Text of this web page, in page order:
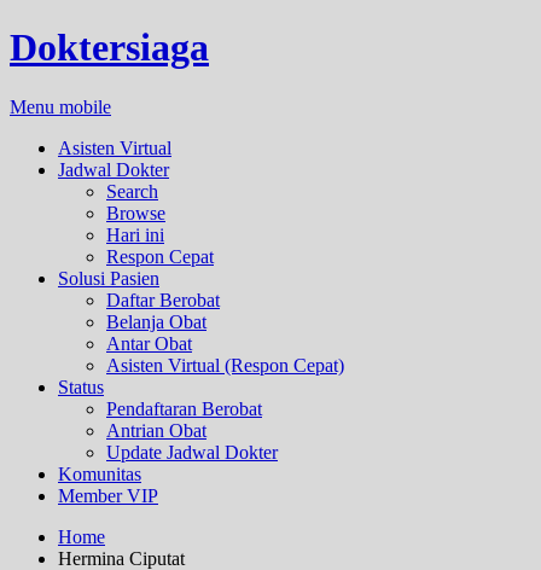
Doktersiaga
Menu mobile
Asisten Virtual
Jadwal Dokter
Search
Browse
Hari ini
Respon Cepat
Solusi Pasien
Daftar Berobat
Belanja Obat
Antar Obat
Asisten Virtual (Respon Cepat)
Status
Pendaftaran Berobat
Antrian Obat
Update Jadwal Dokter
Komunitas
Member VIP
Home
Hermina Ciputat